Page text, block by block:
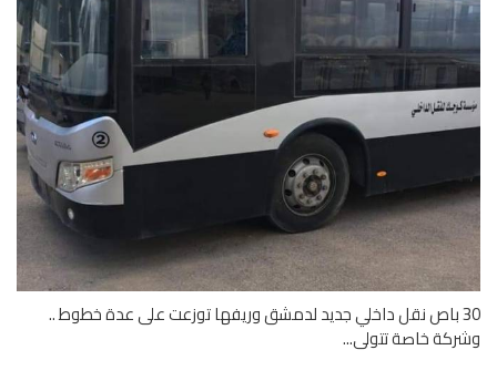
30 باص نقل داخلي جديد لدمشق وريفها توزعت على عدة خطوط ..
خاصة تتولى...